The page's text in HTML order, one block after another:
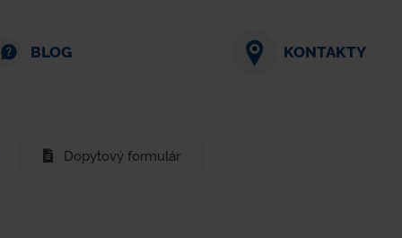
BLOG KONTAKTY
Dopytový formulár